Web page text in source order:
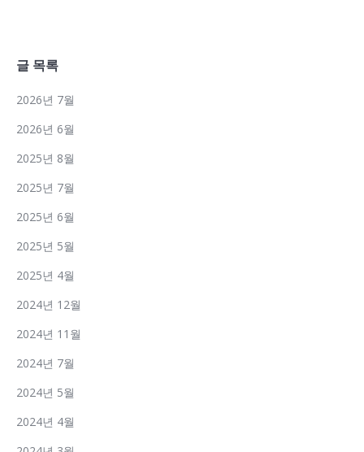
글 목록
2026년 7월
2026년 6월
2025년 8월
2025년 7월
2025년 6월
2025년 5월
2025년 4월
2024년 12월
2024년 11월
2024년 7월
2024년 5월
2024년 4월